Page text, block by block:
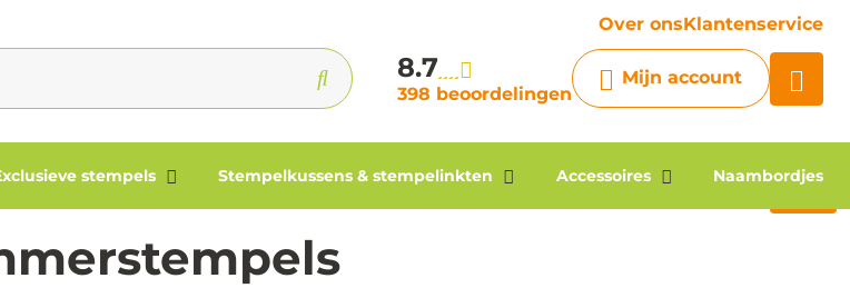
Over onsKlantenservice
8.7
398 beoordelingen
Mijn account
stempels Stempelkussens & stempelinkten Accessoires Naambordjes
Chatbot
Chat 24/7 met onze chatbot
Contact